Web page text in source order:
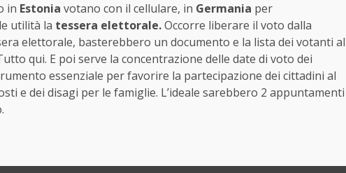
in Estonia votano con il cellulare, in Germania per
utilità la tessera elettorale.Occorre liberare il voto dalla
elettorale, basterebbero un documento e la lista dei votanti al
qui. E poi serve la concentrazione delle date di voto dei
essenziale per favorire la partecipazione dei cittadini al
e dei disagi per le famiglie. L’ideale sarebbero 2 appuntamenti